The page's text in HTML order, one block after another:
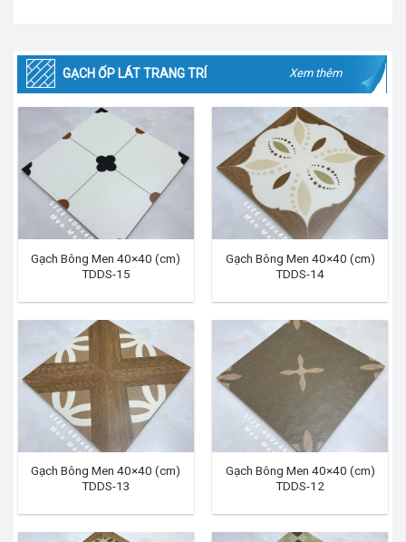
GẠCH ỐP LÁT TRANG TRÍ Xem thêm
Gạch Bông Men 40×40 (cm)
TDDS-15
Gạch Bông Men 40×40 (cm)
TDDS-14
Gạch Bông Men 40×40 (cm)
TDDS-13
Gạch Bông Men 40×40 (cm)
TDDS-12